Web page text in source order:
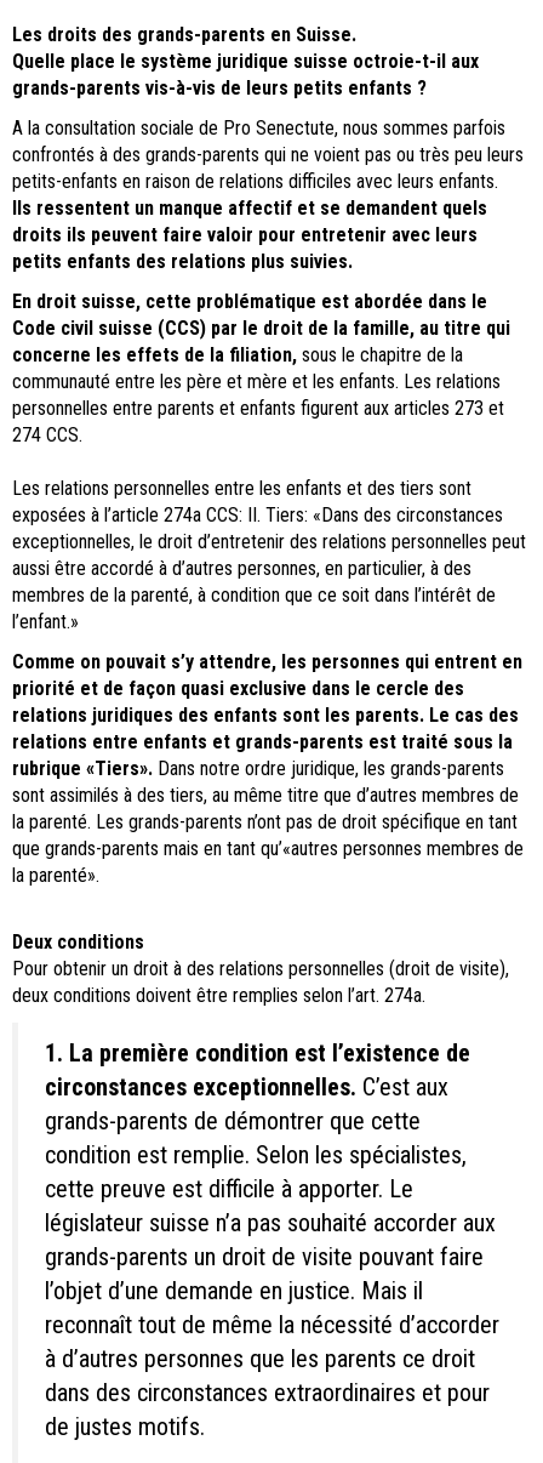
Les droits des grands-parents en Suisse.
Quelle place le système juridique suisse octroie-t-il aux
grands-parents vis-à-vis de leurs petits enfants ?
A la consultation sociale de Pro Senectute, nous sommes parfois
confrontés à des grands-parents qui ne voient pas ou très peu leurs
petits-enfants en raison de relations difficiles avec leurs enfants.
Ils ressentent un manque affectif et se demandent quels
droits ils peuvent faire valoir pour entretenir avec leurs
petits enfants des relations plus suivies.
En droit suisse, cette problématique est abordée dans le
Code civil suisse (CCS) par le droit de la famille, au titre qui
concerne les effets de la filiation, sous le chapitre de la
communauté entre les père et mère et les enfants. Les relations
personnelles entre parents et enfants figurent aux articles 273 et
274 CCS.
Les relations personnelles entre les enfants et des tiers sont
exposées à l’article 274a CCS: II. Tiers: «Dans des circonstances
exceptionnelles, le droit d’entretenir des relations personnelles peut
aussi être accordé à d’autres personnes, en particulier, à des
membres de la parenté, à condition que ce soit dans l’intérêt de
l’enfant.»
Comme on pouvait s’y attendre, les personnes qui entrent en
priorité et de façon quasi exclusive dans le cercle des
relations juridiques des enfants sont les parents. Le cas des
relations entre enfants et grands-parents est traité sous la
rubrique «Tiers». Dans notre ordre juridique, les grands-parents
sont assimilés à des tiers, au même titre que d’autres membres de
la parenté. Les grands-parents n’ont pas de droit spécifique en tant
que grands-parents mais en tant qu’«autres personnes membres de
la parenté».
Deux conditions
Pour obtenir un droit à des relations personnelles (droit de visite),
deux conditions doivent être remplies selon l’art. 274a.
1. La première condition est l’existence de
circonstances exceptionnelles. C’est aux
grands-parents de démontrer que cette
condition est remplie. Selon les spécialistes,
cette preuve est difficile à apporter. Le
législateur suisse n’a pas souhaité accorder aux
grands-parents un droit de visite pouvant faire
l’objet d’une demande en justice. Mais il
reconnaît tout de même la nécessité d’accorder
à d’autres personnes que les parents ce droit
dans des circonstances extraordinaires et pour
de justes motifs.